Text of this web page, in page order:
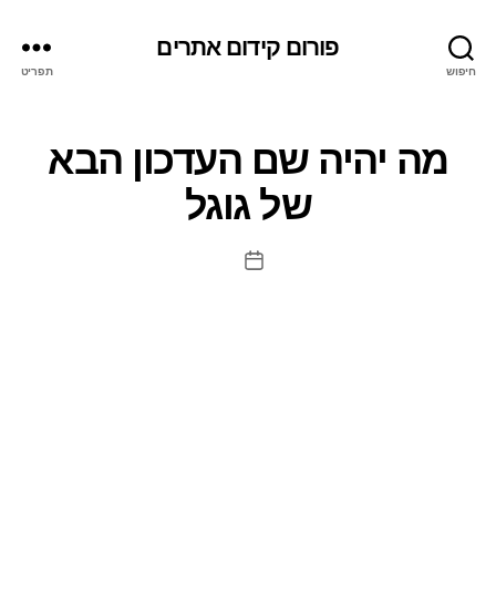
חיפוש
פורום קידום אתרים
תפריט
מה יהיה שם העדכון הבא
של גוגל
תאריך